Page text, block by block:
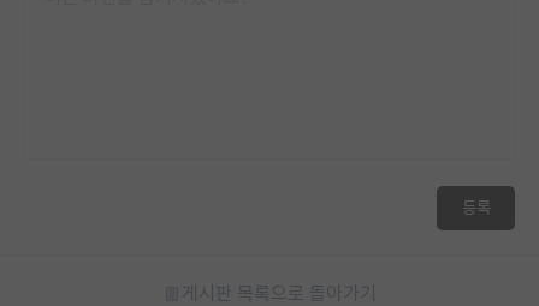
등록
게시판 목록으로 돌아가기